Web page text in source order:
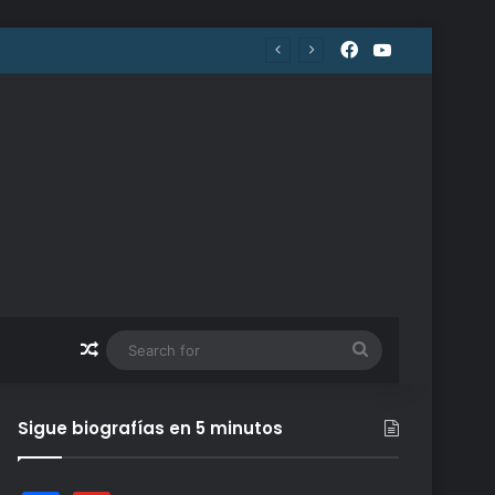
Facebook
YouTube
Random Article
Sigue biografías en 5 minutos